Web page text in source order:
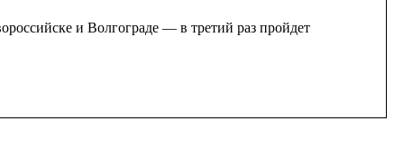
и Волгограде — в третий раз пройдет